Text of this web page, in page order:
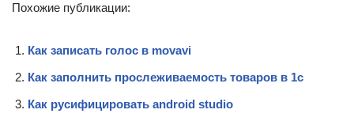
Похожие публикации:
Как записать голос в movavi
Как заполнить прослеживаемость товаров в 1с
Как русифицировать android studio